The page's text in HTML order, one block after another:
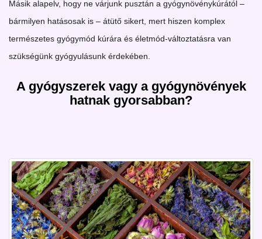
Másik alapelv, hogy ne várjunk pusztán a gyógynövénykúrától –
bármilyen hatásosak is – átütő sikert, mert hiszen komplex
természetes gyógymód kúrára és életmód-változtatásra van
szükségünk gyógyulásunk érdekében.
A gyógyszerek vagy a gyógynövények
hatnak gyorsabban?